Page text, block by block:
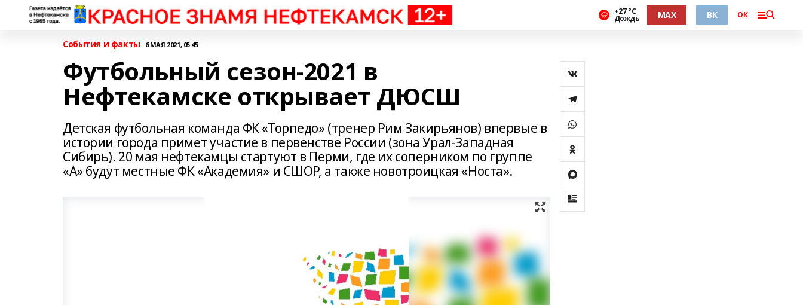
+27 °С
Дождь MAX ВК ОК
События и факты 6 МАЯ 2021, 05:45
Футбольный сезон-2021 в
Нефтекамске открывает ДЮСШ
Детская футбольная команда ФК «Торпедо» (тренер Рим Закирьянов) впервые в
истории города примет участие в первенстве России (зона Урал-Западная
Сибирь). 20 мая нефтекамцы стартуют в Перми, где их соперником по группе
«А» будут местные ФК «Академия» и СШОР, а также новотроицкая «Носта».